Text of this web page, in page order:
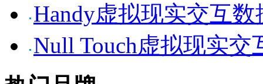
Handy虚拟现实交互数
Null Touch虚拟现实交